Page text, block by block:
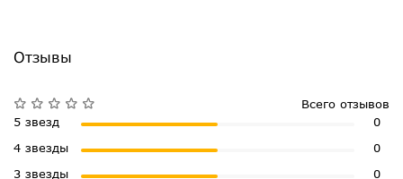
Отзывы
Всего отзывов
5 звезд
0
4 звезды
0
3 звезды
0